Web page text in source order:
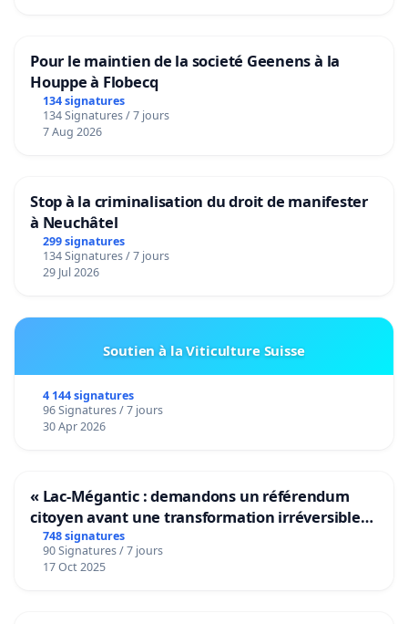
Pour le maintien de la societé Geenens à la
Houppe à Flobecq
134 signatures
134 Signatures / 7 jours
7 Aug 2026
Stop à la criminalisation du droit de manifester
à Neuchâtel
299 signatures
134 Signatures / 7 jours
29 Jul 2026
Soutien à la Viticulture Suisse
4 144 signatures
96 Signatures / 7 jours
30 Apr 2026
« Lac-Mégantic : demandons un référendum
citoyen avant une transformation irréversible
de notre territoire »
748 signatures
90 Signatures / 7 jours
17 Oct 2025